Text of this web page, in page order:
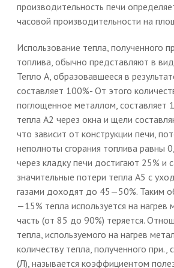
производительность печи
часовой производительности на
Использование тепла, полученного
топлива, обычно представляют в
Тепло А, образовавшееся в
составляет 100%- От этого
поглощенное металлом, составляет
тепла А2 через окна и щели
что зависит от конструкции печи,
неполноты сгорания топлива равны
через кладку печи достигают 25% и
значительные потери тепла А5 с
газами доходят до 45—50%. Таким
—15% тепла используется на нагрев
часть (от 85 до 90%) теряется.
тепла, используемого на нагрев
количеству тепла, полученного при.,
(Л), называется коэффициентом